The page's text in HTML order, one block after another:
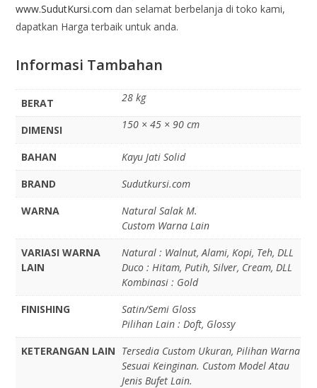
www.SudutKursi.com dan selamat berbelanja di toko kami,
dapatkan Harga terbaik untuk anda.
Informasi Tambahan
BERAT 28 kg
DIMENSI 150 × 45 × 90 cm
BAHAN
Kayu Jati Solid
BRAND
Sudutkursi.com
WARNA
Natural Salak M.
Custom Warna Lain
VARIASI WARNA
LAIN
Natural : Walnut, Alami, Kopi, Teh, DLL
Duco : Hitam, Putih, Silver, Cream, DLL
Kombinasi : Gold
FINISHING
Satin/Semi Gloss
Pilihan Lain : Doft, Glossy
KETERANGAN LAIN Tersedia Custom Ukuran, Pilihan Warna
Sesuai Keinginan. Custom Model Atau
Jenis Bufet Lain.